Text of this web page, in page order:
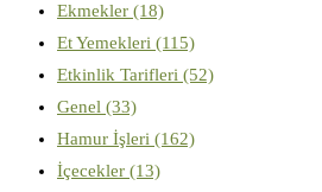
Ekmekler (18)
Et Yemekleri (115)
Etkinlik Tarifleri (52)
Genel (33)
Hamur İşleri (162)
İçecekler (13)